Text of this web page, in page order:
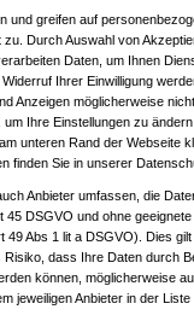
und greifen auf
Durch Auswahl von
Daten, um Ihnen
Ihrer Einwilligung
Anzeigen möglicherweise
Ihre Einstellungen zu
unteren Rand der Webseite
finden Sie in unserer
Anbieter umfassen, die
DSGVO und ohne
49 Abs 1 lit a DSGVO). Dies
dass Ihre Daten durch
können, möglicherweise
jeweiligen Anbieter in der